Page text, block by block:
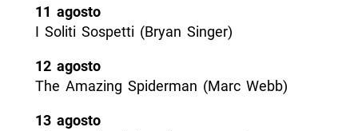
11 agosto
I Soliti Sospetti (Bryan Singer)
12 agosto
The Amazing Spiderman (Marc Webb)
13 agosto